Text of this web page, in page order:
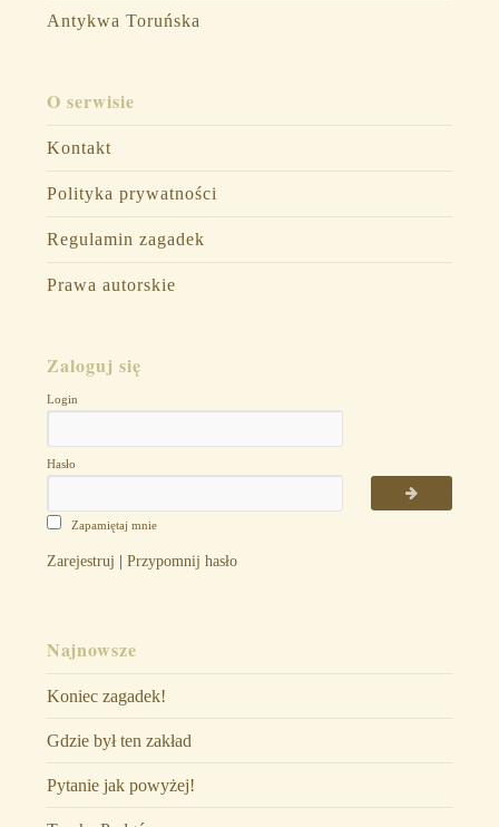
Antykwa Toruńska
O serwisie
Kontakt
Polityka prywatności
Regulamin zagadek
Prawa autorskie
Zaloguj się
Login
Hasło
Zapamiętaj mnie
Zarejestruj | Przypomnij hasło
Najnowsze
Koniec zagadek!
Gdzie był ten zakład
Pytanie jak powyżej!